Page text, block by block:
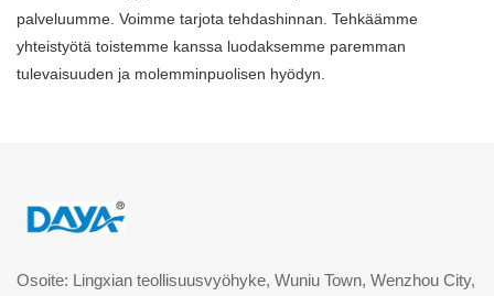
palveluumme. Voimme tarjota tehdashinnan. Tehkäämme
yhteistyötä toistemme kanssa luodaksemme paremman
tulevaisuuden ja molemminpuolisen hyödyn.
Osoite: Lingxian teollisuusvyöhyke, Wuniu Town, Wenzhou City,